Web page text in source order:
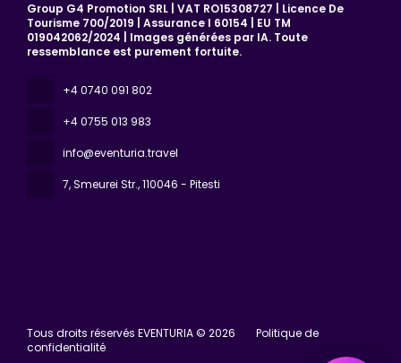
Group G4 Promotion SRL | VAT RO15308727 | Licence De
Tourisme 700/2019 | Assurance I 60154 | EU TM
019042062/2024 | Images générées par IA. Toute
ressemblance est purement fortuite.
+4 0740 091 802
+4 0755 013 983
info@eventuria.travel
7, Smeurei Str., 110046 - Pitesti
Tous droits réservés EVENTURIA © 2026
Politique de
confidentialité